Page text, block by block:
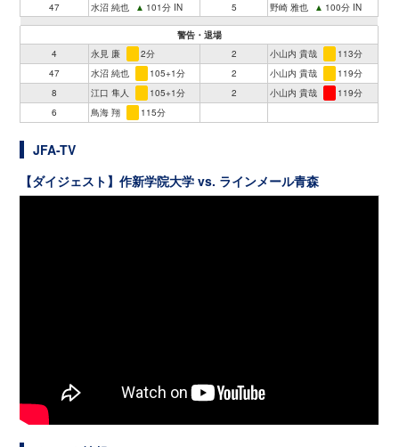
47 水沼 純也 ▲ 101分 IN 5 野崎 雅也 ▲ 100分 IN
警告・退場
4
永見 廉 2分 2 小山内 貴哉
113分
47
水沼 純也 105+1分 2 小山内 貴哉
119分
8
江口 隼人 105+1分 2 小山内 貴哉
119分
6
鳥海 翔 115分
JFA-TV
【ダイジェスト】作新学院大学 vs. ラインメール青森